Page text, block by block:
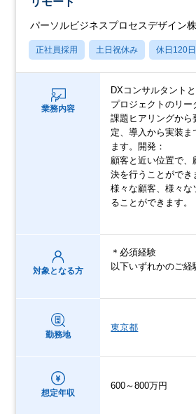
パーソルビジネスプロセスデザイン
正社員採用 土日祝休み 休日120
業務内容
DXコンサルタント
プロジェクトのリ
課題ヒアリングから
定、導入から実装ま
ます。開発：
顧客と近い位置で
決を行うことができ
様々な顧客、様々
ることができます。
対象となる方
＊必須経験
以下いずれかのご経
勤務地
東京都
想定年収
600～800万円